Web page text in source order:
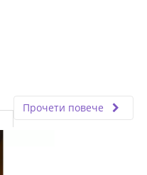
Прочети повече